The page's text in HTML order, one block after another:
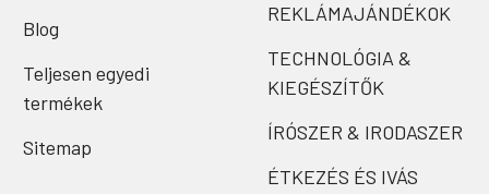
Blog
Teljesen egyedi
termékek
Sitemap
REKLÁMAJÁNDÉKOK
TECHNOLÓGIA &
KIEGÉSZÍTŐK
ÍRÓSZER & IRODASZER
ÉTKEZÉS ÉS IVÁS